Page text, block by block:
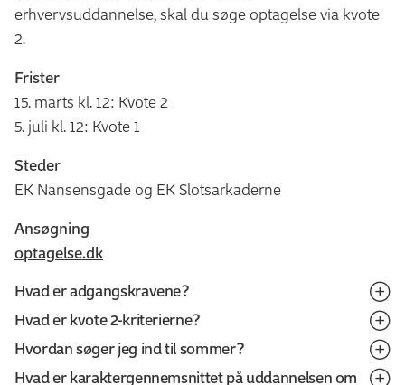
erhvervsuddannelse, skal du søge optagelse via kvote
2.
Frister
15. marts kl. 12: Kvote 2
5. juli kl. 12: Kvote 1
Steder
EK Nansensgade og EK Slotsarkaderne
Ansøgning
optagelse.dk
Hvad er adgangskravene?
Du kan søge optagelse med en gymnasial uddannelse
eller en erhvervsuddannelse.
Hvad er kvote 2-kriterierne?
Ved vurdering af kvote 2-ansøgninger lægges vægt på
Hvordan søger jeg ind til sommer?
Hvad er karaktergennemsnittet på uddannelsen om